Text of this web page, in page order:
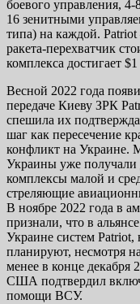
боевого управления,
16 зенитными
типа) на каждой.
ракета-перехватчик
комплекса достигает
Весной 2022 года
передаче Киеву ЗРК
спешила их
шаг как пересечение
конфликт на Украине.
Украины уже получали
комплексы малой и
стреляющие
В ноябре 2022 года в
признали, что в
Украине систем Patriot,
планируют, несмотря
менее в конце декабря
США подтвердил
помощи ВСУ.